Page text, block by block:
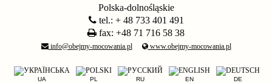
Polska-dolnośląskie
tel.: + 48 733 401 491
fax: +48 71 716 58 38
info@obejmy-mocowania.pl www.obejmy-mocowania.pl
UA PL RU EN DE